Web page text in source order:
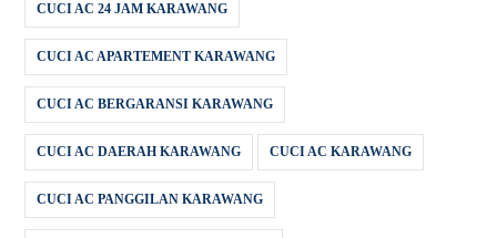
CUCI AC 24 JAM KARAWANG
CUCI AC APARTEMENT KARAWANG
CUCI AC BERGARANSI KARAWANG
CUCI AC DAERAH KARAWANG CUCI AC KARAWANG
CUCI AC PANGGILAN KARAWANG